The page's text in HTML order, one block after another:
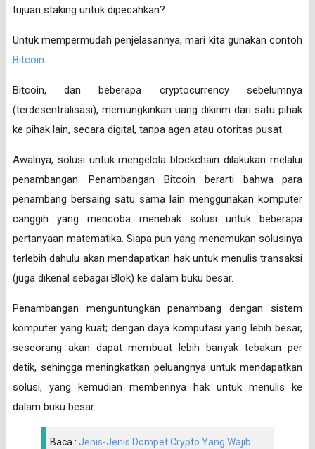
tujuan staking untuk dipecahkan?
Untuk mempermudah penjelasannya, mari kita gunakan contoh
Bitcoin.
Bitcoin, dan beberapa cryptocurrency sebelumnya
(terdesentralisasi), memungkinkan uang dikirim dari satu pihak
ke pihak lain, secara digital, tanpa agen atau otoritas pusat.
Awalnya, solusi untuk mengelola blockchain dilakukan melalui
penambangan. Penambangan Bitcoin berarti bahwa para
penambang bersaing satu sama lain menggunakan komputer
canggih yang mencoba menebak solusi untuk beberapa
pertanyaan matematika. Siapa pun yang menemukan solusinya
terlebih dahulu akan mendapatkan hak untuk menulis transaksi
(juga dikenal sebagai Blok) ke dalam buku besar.
Penambangan menguntungkan penambang dengan sistem
komputer yang kuat; dengan daya komputasi yang lebih besar,
seseorang akan dapat membuat lebih banyak tebakan per
detik, sehingga meningkatkan peluangnya untuk mendapatkan
solusi, yang kemudian memberinya hak untuk menulis ke
dalam buku besar.
Baca : Jenis-Jenis Dompet Crypto Yang Wajib